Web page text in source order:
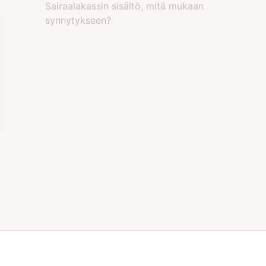
Sairaalakassin sisältö, mitä mukaan
synnytykseen?